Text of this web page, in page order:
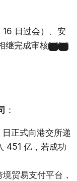
日过会）、安
继完成审核
：
正式向港交所递
451 亿，若成功
境贸易支付平台，